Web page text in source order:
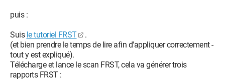
puis :
Suis le tutoriel FRST
.
(et bien prendre le temps de lire afin d'appliquer correctement -
tout y est expliqué).
Télécharge et lance le scan FRST, cela va générer trois
rapports FRST :